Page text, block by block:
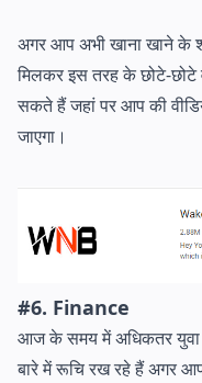
अगर आप अभी खाना खाने के
मिलकर इस तरह के छोटे-
सकते हैं जहां पर आप की
जाएगा।
#6. Finance
आज के समय में अधिकतर युवा
बारे में रूचि रख रहे हैं अगर